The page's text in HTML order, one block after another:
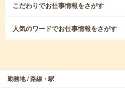
こだわりでお仕事情報をさがす
人気のワードでお仕事情報をさがす
勤務地 / 路線・駅